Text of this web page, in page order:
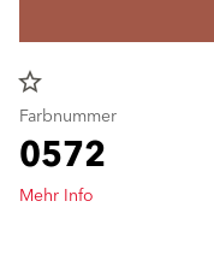
star_border
Farbnummer
0572
Mehr Info